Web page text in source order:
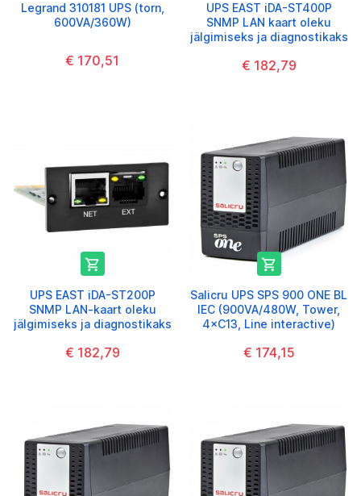
Legrand 310181 UPS (torn,
600VA/360W)
€ 170,51
UPS EAST iDA-ST400P
SNMP LAN kaart oleku
jälgimiseks ja diagnostikaks
€ 182,79

UPS EAST iDA-ST200P
SNMP LAN-kaart oleku
jälgimiseks ja diagnostikaks
€ 182,79

Salicru UPS SPS 900 ONE BL
IEC (900VA/480W, Tower,
4×C13, Line interactive)
€ 174,15